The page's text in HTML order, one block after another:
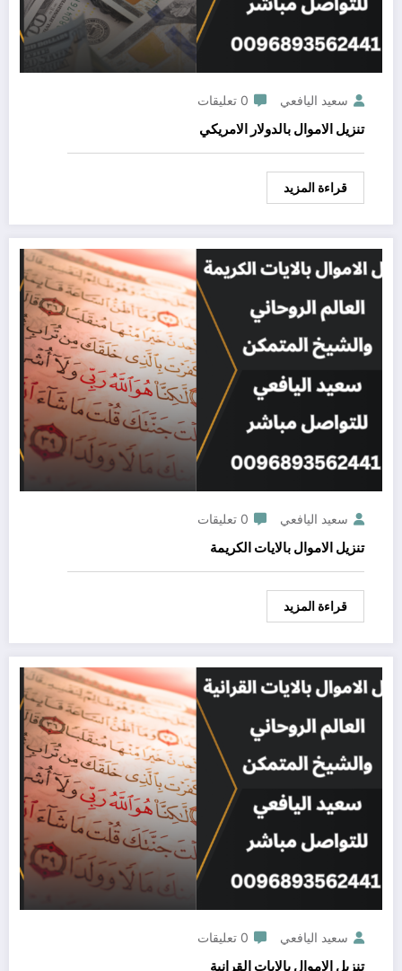
سعيد اليافعي 0 تعليقات
تنزيل الاموال بالدولار الامريكي
قراءة المزيد
سعيد اليافعي 0 تعليقات
تنزيل الاموال بالايات الكريمة
قراءة المزيد
سعيد اليافعي 0 تعليقات
تنزيل الاموال بالايات القرانية